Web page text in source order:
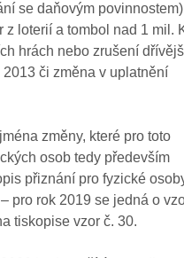
se daňovým
z loterií a tombol nad 1 mil.
hrách nebo zrušení
či změna v uplatnění
změny, které pro toto
osob tedy především
přiznání pro fyzické
pro rok 2019 se jedná o
tiskopise vzor č. 30.